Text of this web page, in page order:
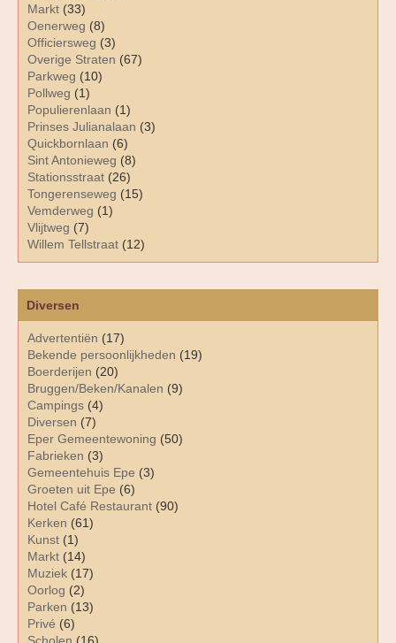
Diversen
Advertentiën (17)
Bekende persoonlijkheden (19)
Boerderijen (20)
Bruggen/Beken/Kanalen (9)
Campings (4)
Diversen (7)
Eper Gemeentewoning (50)
Fabrieken (3)
Gemeentehuis Epe (3)
Groeten uit Epe (6)
Hotel Café Restaurant (90)
Kerken (61)
Kunst (1)
Markt (14)
Muziek (17)
Oorlog (2)
Parken (13)
Privé (6)
Markt (33)
Oenerweg (8)
Officiersweg (3)
Overige Straten (67)
Parkweg (10)
Pollweg (1)
Populierenlaan (1)
Prinses Julianalaan (3)
Quickbornlaan (6)
Sint Antonieweg (8)
Stationsstraat (26)
Tongerenseweg (15)
Vemderweg (1)
Vlijtweg (7)
Willem Tellstraat (12)